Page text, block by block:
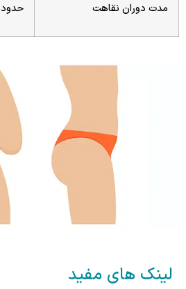
مدت دوران نقاهت حدود 4 تا 6 هفته
لینک های مفید